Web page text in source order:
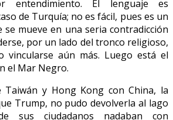
entendimiento. El lenguaje es
de Turquía; no es fácil, pues es un
se mueve en una seria contradicción
por un lado del tronco religioso,
aún más. Luego está el
el Mar Negro.
Taiwán y Hong Kong con China, la
Trump, no pudo devolverla al lago
sus ciudadanos nadaban con